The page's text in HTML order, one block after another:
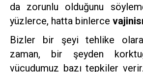
da zorunlu olduğunu
yüzlerce, hatta binlerce
Bizler bir şeyi tehlike olarak
zaman, bir şeyden
vücudumuz bazı tepkiler